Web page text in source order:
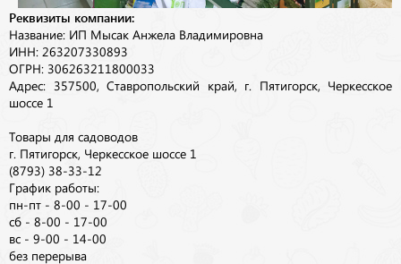
Реквизиты компании:
Название: ИП Мысак Анжела Владимировна
ИНН: 263207330893
ОГРН: 306263211800033
Адрес: 357500, Ставропольский край, г. Пятигорск, Черкесское
шоссе 1
Товары для садоводов
г. Пятигорск, Черкесское шоссе 1
(8793) 38-33-12
График работы:
пн-пт - 8-00 - 17-00
сб - 8-00 - 17-00
вс - 9-00 - 14-00
без перерыва